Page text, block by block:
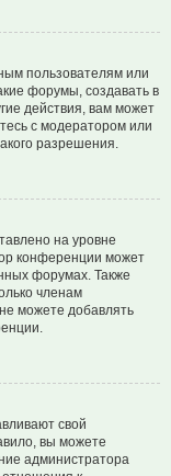
пользователям или
форумы, создавать в
действия, вам может
с модератором или
разрешения.
на уровне
конференции может
форумах. Также
членам
можете добавлять
свой
вы можете
администратора